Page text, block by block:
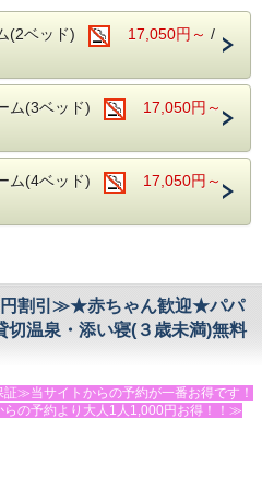
！共用の冷蔵庫・電子レンジもあり。
卓球・キッズスペースもご利用になれま
なくベット使用数で、お部屋をお選びく
人２名・小学生１名・幼児１名（ベッド
にてご宿泊の前日までに承ります。
断りすることもございます。ご了承下さ
泉からは海や星空が眺められます。
ニングされた四季の花々をライトアップ
だけます。（貸切・無料）
用バー・ヨガマット・体操用ホッピングマ
備を完備した、併設のレンタルスタジオ
球場は無料でご利用頂けます。
車で３分
Ｚｏｏ（イズー）まで車で１５分
ングダムまで車で２５分
２５分
ラン！
上がれない方は事前にお問い合わせくだ
てパンと、サラダ・卵料理・果物などの
ヒー・紅茶・牛乳はお替り自由）
入り海鮮舟盛り（６，５００円/人）
承ります。）
り・鬼殻焼き・ボイル等（１匹 ４，００
２，５００円/枚）も好評！
にてご宿泊の前日までに承ります。
】【SAKURA】全ての温泉を貸切でご利
か1か所の稼働となる場合がございま
タジオ利用（ミニキッチン付）
(2ベッド) 17,050円～ /
ム(3ベッド)
17,050円～
ム(4ベッド)
17,050円～
割引≫★赤ちゃん歓迎★パパ
切温泉・添い寝(３歳未満)無料
≫当サイトからの予約が一番お得です！
の予約より大人1人1,000円お得！！≫
心・安全認証宿泊施設★★★です！！！